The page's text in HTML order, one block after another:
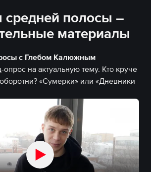
полосы –
материалы
с Глебом Калюжным
на актуальную тему. Кто круче
«Сумерки» или «Дневники